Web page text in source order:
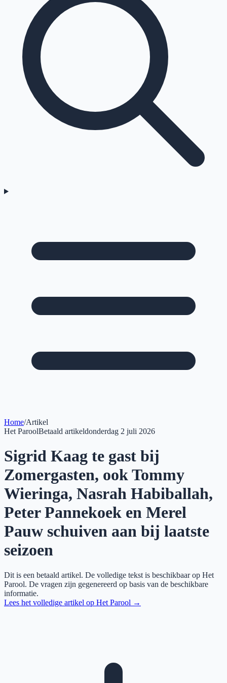
Home/Artikel
Het ParoolBetaald artikeldonderdag 2 juli 2026
Sigrid Kaag te gast bij
Zomergasten, ook Tommy
Wieringa, Nasrah Habiballah,
Peter Pannekoek en Merel
Pauw schuiven aan bij laatste
seizoen
Dit is een betaald artikel. De volledige tekst is beschikbaar op Het
Parool. De vragen zijn gegenereerd op basis van de beschikbare
informatie.
Lees het volledige artikel op Het Parool →